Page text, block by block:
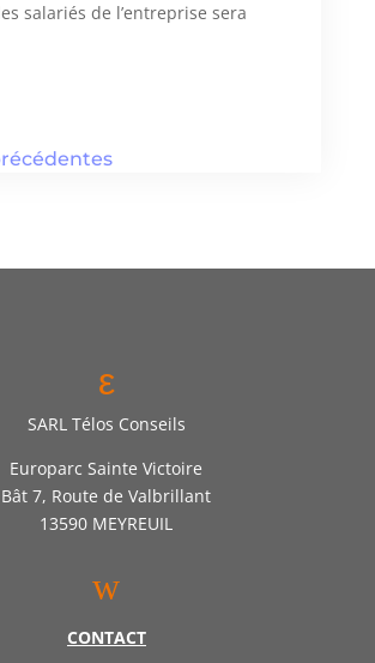
salariés de l’entreprise sera
ε
SARL Télos Conseils
Europarc Sainte Victoire
Bât 7, Route de Valbrillant
13590 MEYREUIL
w
CONTACT